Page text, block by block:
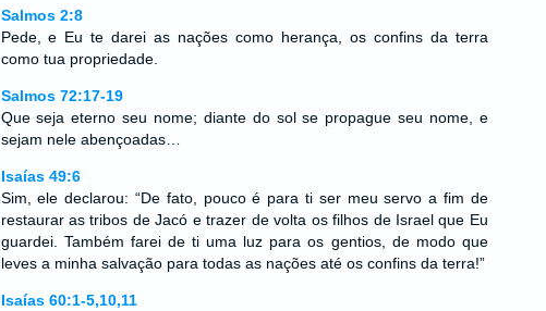
Salmos 2:8
Pede, e Eu te darei as nações como herança, os confins da terra
como tua propriedade.
Salmos 72:17-19
Que seja eterno seu nome; diante do sol se propague seu nome, e
sejam nele abençoadas…
Isaías 49:6
Sim, ele declarou: “De fato, pouco é para ti ser meu servo a fim de
restaurar as tribos de Jacó e trazer de volta os filhos de Israel que Eu
guardei. Também farei de ti uma luz para os gentios, de modo que
leves a minha salvação para todas as nações até os confins da terra!”
Isaías 60:1-5,10,11